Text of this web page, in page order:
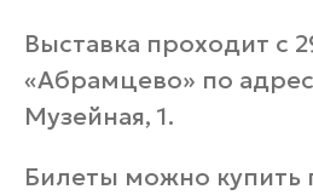
Выставка проходит с
«Абрамцево» по
Музейная, 1.
Билеты можно купить